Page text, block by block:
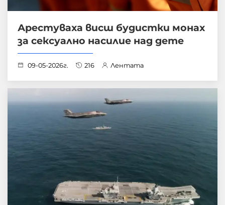
Арестуваха висш будистки монах
за сексуално насилие над дете
09-05-2026г. 216 Лентата